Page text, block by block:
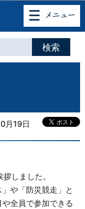
動
月19日
しました。
や「防災競走」と
全員で参加できる